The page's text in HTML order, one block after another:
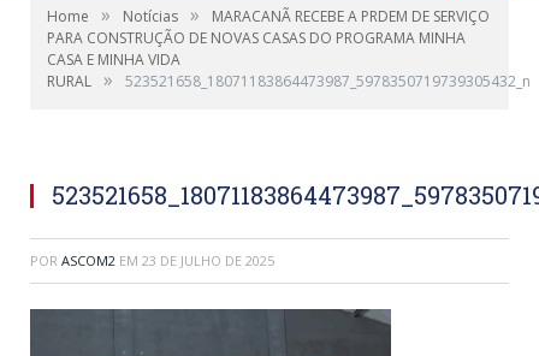
Home » Notícias »
MARACANÃ RECEBE A PRDEM DE SERVIÇO
PARA CONSTRUÇÃO DE NOVAS CASAS DO PROGRAMA MINHA
CASA E MINHA VIDA
RURAL » 523521658_18071183864473987_5978350719739305432_n
POR ASCOM2 EM 23 DE JULHO DE 2025